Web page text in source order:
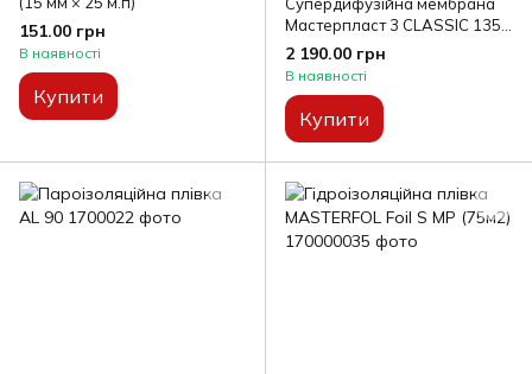
151.00 грн
В наявності
Купити
Мастерпласт 3 CLASSIC 135
г/м² (75 м²)
2 190.00 грн
В наявності
Купити